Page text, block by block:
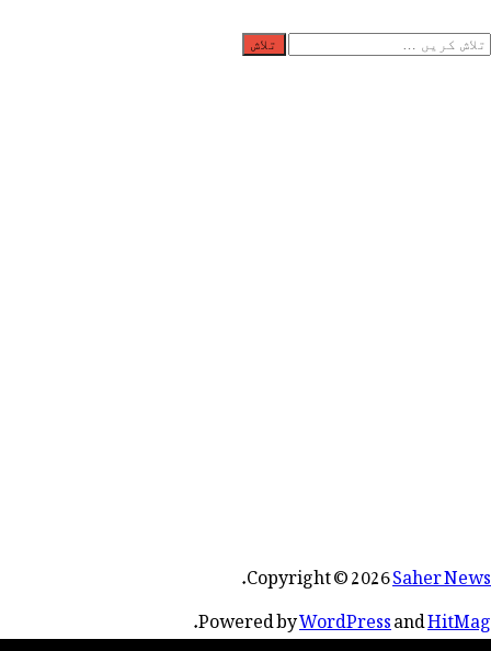
تلاش
Copyright © 2026Saher News
.
Powered byWordPressandHitMag
.